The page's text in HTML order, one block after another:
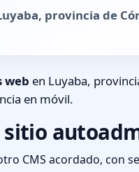
provincia de
web en Luyaba,
en móvil.
sitio
CMS acordado, con